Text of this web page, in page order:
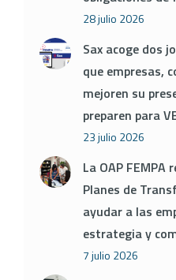
28 julio 2026
Sax acoge dos
que empresas,
mejoren su
preparen para
23 julio 2026
La OAP
Planes de
ayudar a las
estrategia y
7 julio 2026